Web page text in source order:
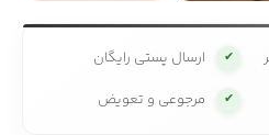
✔ ارسال پستی رایگان
✔ مرجوعی و تعویض